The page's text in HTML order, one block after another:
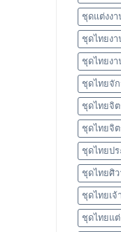
ชุดแต่งง
ชุดไทยง
ชุดไทยง
ชุดไทยจั
ชุดไทยจิ
ชุดไทยจิ
ชุดไทยป
ชุดไทยศิ
ชุดไทยเจ้
ชุดไทยแต่